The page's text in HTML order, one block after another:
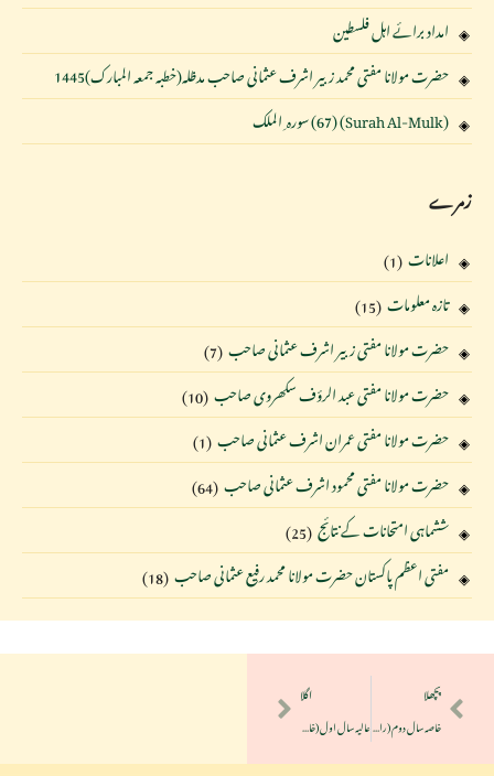
امداد برائے اہل فلسطین
حضرت مولانا مفتی محمد زبیر اشرف عثمانی صاحب مدظلہ(خطبہ جمعہ المبارک)1445
(Surah Al-Mulk) (67) سورہ ِ الملک
زمرے
اعلانات(1)
تازہ معلومات(15)
حضرت مولانا مفتی زبیر اشرف عثمانی صاحب(7)
حضرت مولانا مفتی عبد الرؤف سکھروی صاحب(10)
حضرت مولانا مفتی عمران اشرف عثمانی صاحب(1)
حضرت مولانا مفتی محمود اشرف عثمانی صاحب(64)
ششماہی امتحانات کے نتائج(25)
مفتی اعظم پاکستان حضرت مولانا محمد رفیع عثمانی صاحب(18)
پچھلا
خاصہ سال دوم (رابعہ قرأت)
اگلا
عالیہ سال اول (خامسہ قرأت)